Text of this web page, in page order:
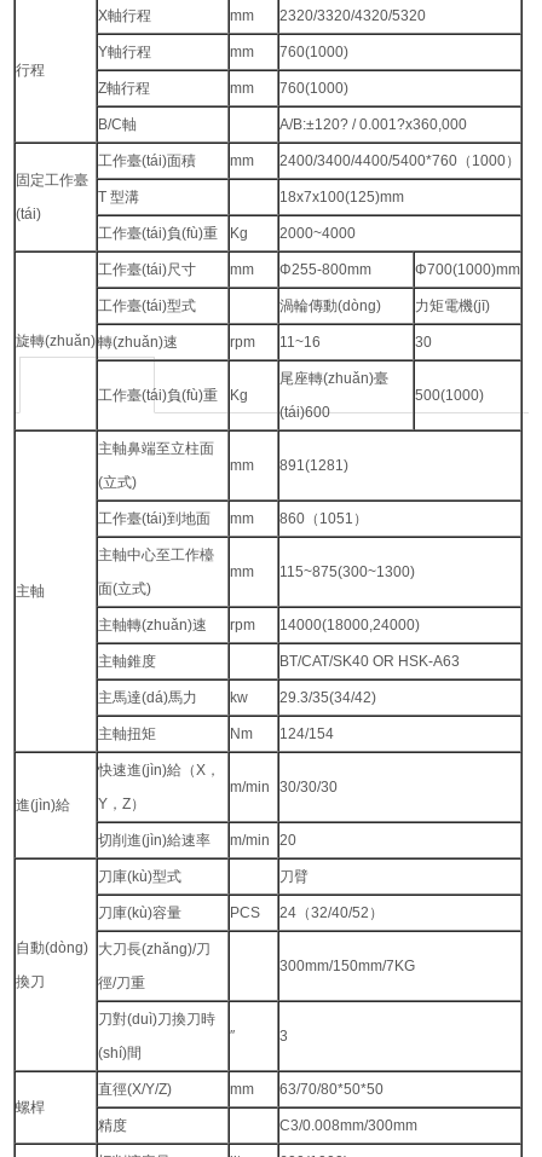
行程
X軸行程 mm 2320/3320/4320/5320
Y軸行程 mm 760(1000)
Z軸行程 mm 760(1000)
B/C軸 A/B:±120? / 0.001?x360,000
固定工作臺
(tái)
工作臺(tái)面積 mm 2400/3400/4400/5400*760（1000）
T 型溝 18x7x100(125)mm
工作臺(tái)負(fù)重 Kg 2000~4000
旋轉(zhuǎn)
工作臺(tái)尺寸 mm Φ255-800mm Φ700(1000)mm
工作臺(tái)型式 渦輪傳動(dòng) 力矩電機(jī)
轉(zhuǎn)速 rpm 11~16 30
工作臺(tái)負(fù)重 Kg
尾座轉(zhuǎn)臺
(tái)600
500(1000)
主軸
主軸鼻端至立柱面
(立式)
mm 891(1281)
工作臺(tái)到地面 mm 860（1051）
主軸中心至工作檯
面(立式)
mm 115~875(300~1300)
主軸轉(zhuǎn)速 rpm 14000(18000,24000)
主軸錐度 BT/CAT/SK40 OR HSK-A63
主馬達(dá)馬力 kw 29.3/35(34/42)
主軸扭矩 Nm 124/154
進(jìn)給
快速進(jìn)給（X，
Y，Z）
m/min 30/30/30
切削進(jìn)給速率 m/min 20
自動(dòng)
換刀
刀庫(kù)型式 刀臂
刀庫(kù)容量 PCS 24（32/40/52）
大刀長(zhǎng)/刀
徑/刀重
300mm/150mm/7KG
刀對(duì)刀換刀時
(shí)間
″ 3
螺桿
直徑(X/Y/Z) mm 63/70/80*50*50
精度 C3/0.008mm/300mm